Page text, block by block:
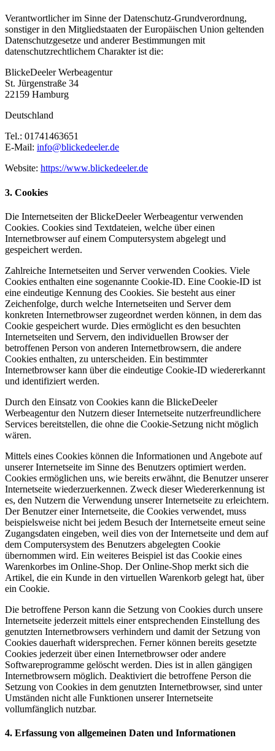
Verantwortlicher im Sinne der Datenschutz-Grundverordnung,
sonstiger in den Mitgliedstaaten der Europäischen Union geltenden
Datenschutzgesetze und anderer Bestimmungen mit
datenschutzrechtlichem Charakter ist die:
BlickeDeeler Werbeagentur
St. Jürgenstraße 34
22159 Hamburg
Deutschland
Tel.: 01741463651
E-Mail: info@blickedeeler.de
Website: https://www.blickedeeler.de
3. Cookies
Die Internetseiten der BlickeDeeler Werbeagentur verwenden
Cookies. Cookies sind Textdateien, welche über einen
Internetbrowser auf einem Computersystem abgelegt und
gespeichert werden.
Zahlreiche Internetseiten und Server verwenden Cookies. Viele
Cookies enthalten eine sogenannte Cookie-ID. Eine Cookie-ID ist
eine eindeutige Kennung des Cookies. Sie besteht aus einer
Zeichenfolge, durch welche Internetseiten und Server dem
konkreten Internetbrowser zugeordnet werden können, in dem das
Cookie gespeichert wurde. Dies ermöglicht es den besuchten
Internetseiten und Servern, den individuellen Browser der
betroffenen Person von anderen Internetbrowsern, die andere
Cookies enthalten, zu unterscheiden. Ein bestimmter
Internetbrowser kann über die eindeutige Cookie-ID wiedererkannt
und identifiziert werden.
Durch den Einsatz von Cookies kann die BlickeDeeler
Werbeagentur den Nutzern dieser Internetseite nutzerfreundlichere
Services bereitstellen, die ohne die Cookie-Setzung nicht möglich
wären.
Mittels eines Cookies können die Informationen und Angebote auf
unserer Internetseite im Sinne des Benutzers optimiert werden.
Cookies ermöglichen uns, wie bereits erwähnt, die Benutzer unserer
Internetseite wiederzuerkennen. Zweck dieser Wiedererkennung ist
es, den Nutzern die Verwendung unserer Internetseite zu erleichtern.
Der Benutzer einer Internetseite, die Cookies verwendet, muss
beispielsweise nicht bei jedem Besuch der Internetseite erneut seine
Zugangsdaten eingeben, weil dies von der Internetseite und dem auf
dem Computersystem des Benutzers abgelegten Cookie
übernommen wird. Ein weiteres Beispiel ist das Cookie eines
Warenkorbes im Online-Shop. Der Online-Shop merkt sich die
Artikel, die ein Kunde in den virtuellen Warenkorb gelegt hat, über
ein Cookie.
Die betroffene Person kann die Setzung von Cookies durch unsere
Internetseite jederzeit mittels einer entsprechenden Einstellung des
genutzten Internetbrowsers verhindern und damit der Setzung von
Cookies dauerhaft widersprechen. Ferner können bereits gesetzte
Cookies jederzeit über einen Internetbrowser oder andere
Softwareprogramme gelöscht werden. Dies ist in allen gängigen
Internetbrowsern möglich. Deaktiviert die betroffene Person die
Setzung von Cookies in dem genutzten Internetbrowser, sind unter
Umständen nicht alle Funktionen unserer Internetseite
vollumfänglich nutzbar.
4. Erfassung von allgemeinen Daten und Informationen